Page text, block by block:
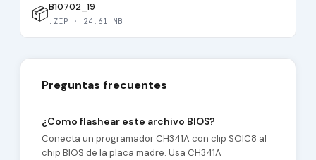
📦B10702_19
.ZIP · 24.61 MB
Preguntas frecuentes
¿Como flashear este archivo BIOS?
Conecta un programador CH341A con clip SOIC8 al
chip BIOS de la placa madre. Usa CH341A